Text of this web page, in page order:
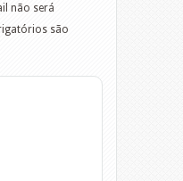
não será
são